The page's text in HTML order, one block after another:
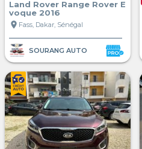
Land Rover Range Rover E
voque 2016
location_on Fass, Dakar, Sénégal
SOURANG AUTO